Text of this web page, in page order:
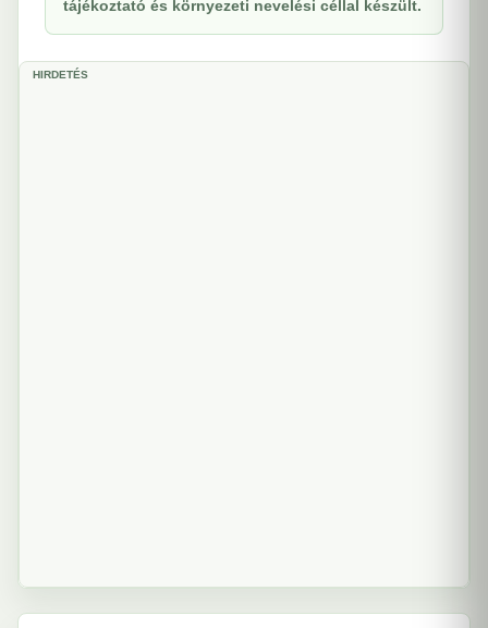
tájékoztató és környezeti nevelési céllal készült.
HIRDETÉS